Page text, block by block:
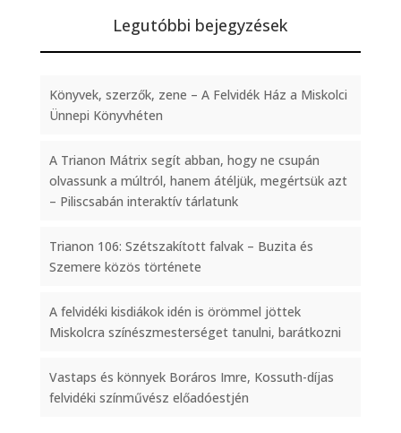
Legutóbbi bejegyzések
Könyvek, szerzők, zene – A Felvidék Ház a Miskolci
Ünnepi Könyvhéten
A Trianon Mátrix segít abban, hogy ne csupán
olvassunk a múltról, hanem átéljük, megértsük azt
– Piliscsabán interaktív tárlatunk
Trianon 106: Szétszakított falvak – Buzita és
Szemere közös története
A felvidéki kisdiákok idén is örömmel jöttek
Miskolcra színészmesterséget tanulni, barátkozni
Vastaps és könnyek Boráros Imre, Kossuth-díjas
felvidéki színművész előadóestjén